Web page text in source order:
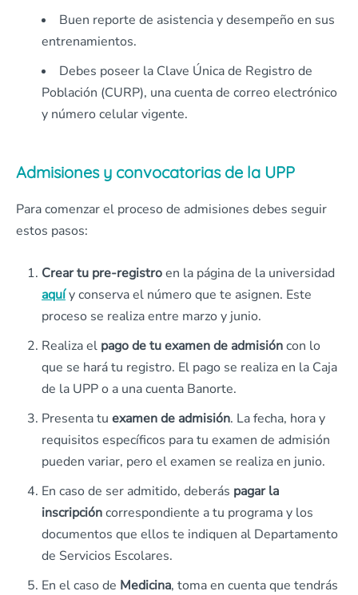
Buen reporte de asistencia y desempeño en sus
entrenamientos.
Debes poseer la Clave Única de Registro de
Población (CURP), una cuenta de correo electrónico
y número celular vigente.
Admisiones y convocatorias de la UPP
Para comenzar el proceso de admisiones debes seguir
estos pasos:
Crear tu pre-registroen la página de la universidad
aquíy conserva el número que te asignen. Este
proceso se realiza entre marzo y junio.
Realiza el pago de tu examen de admisióncon lo
que se hará tu registro. El pago se realiza en la Caja
de la UPP o a una cuenta Banorte.
Presenta tu examen de admisión. La fecha, hora y
requisitos específicos para tu examen de admisión
pueden variar, pero el examen se realiza en junio.
En caso de ser admitido, deberás pagar la
inscripcióncorrespondiente a tu programa y los
documentos que ellos te indiquen al Departamento
de Servicios Escolares.
En el caso de Medicina, toma en cuenta que tendrás